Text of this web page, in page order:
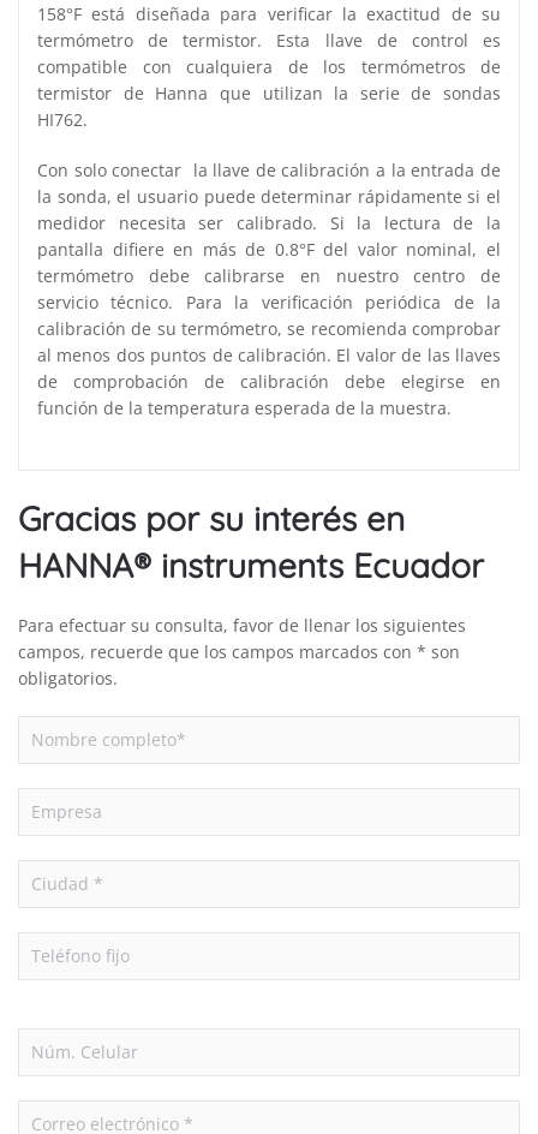
158°F está diseñada para verificar la exactitud de su
termómetro de termistor. Esta llave de control es
compatible con cualquiera de los termómetros de
termistor de Hanna que utilizan la serie de sondas
HI762.
Con solo conectar la llave de calibración a la entrada de
la sonda, el usuario puede determinar rápidamente si el
medidor necesita ser calibrado. Si la lectura de la
pantalla difiere en más de 0.8°F del valor nominal, el
termómetro debe calibrarse en nuestro centro de
servicio técnico. Para la verificación periódica de la
calibración de su termómetro, se recomienda comprobar
al menos dos puntos de calibración. El valor de las llaves
de comprobación de calibración debe elegirse en
función de la temperatura esperada de la muestra.
Gracias por su interés en
HANNA® instruments Ecuador
Para efectuar su consulta, favor de llenar los siguientes
campos, recuerde que los campos marcados con * son
obligatorios.